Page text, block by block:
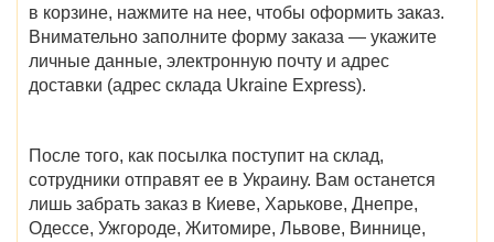
в корзине, нажмите на нее, чтобы оформить заказ.
Внимательно заполните форму заказа — укажите
личные данные, электронную почту и адрес
доставки (адрес склада Ukraine Express).
После того, как посылка поступит на склад,
сотрудники отправят ее в Украину. Вам останется
лишь забрать заказ в Киеве, Харькове, Днепре,
Одессе, Ужгороде, Житомире, Львове, Виннице,